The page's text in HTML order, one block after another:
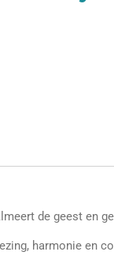
de geest en
harmonie en